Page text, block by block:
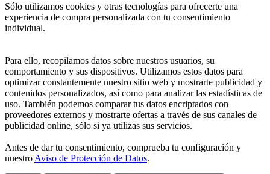
Sólo utilizamos cookies y otras tecnologías para ofrecerte una
experiencia de compra personalizada con tu consentimiento
individual.
Para ello, recopilamos datos sobre nuestros usuarios, su
comportamiento y sus dispositivos. Utilizamos estos datos para
optimizar constantemente nuestro sitio web y mostrarte publicidad y
contenidos personalizados, así como para analizar las estadísticas de
uso. También podemos comparar tus datos encriptados con
proveedores externos y mostrarte ofertas a través de sus canales de
publicidad online, sólo si ya utilizas sus servicios.
Antes de dar tu consentimiento, comprueba tu configuración y
nuestro Aviso de Protección de Datos.